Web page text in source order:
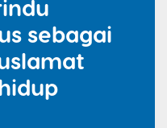
sebagai